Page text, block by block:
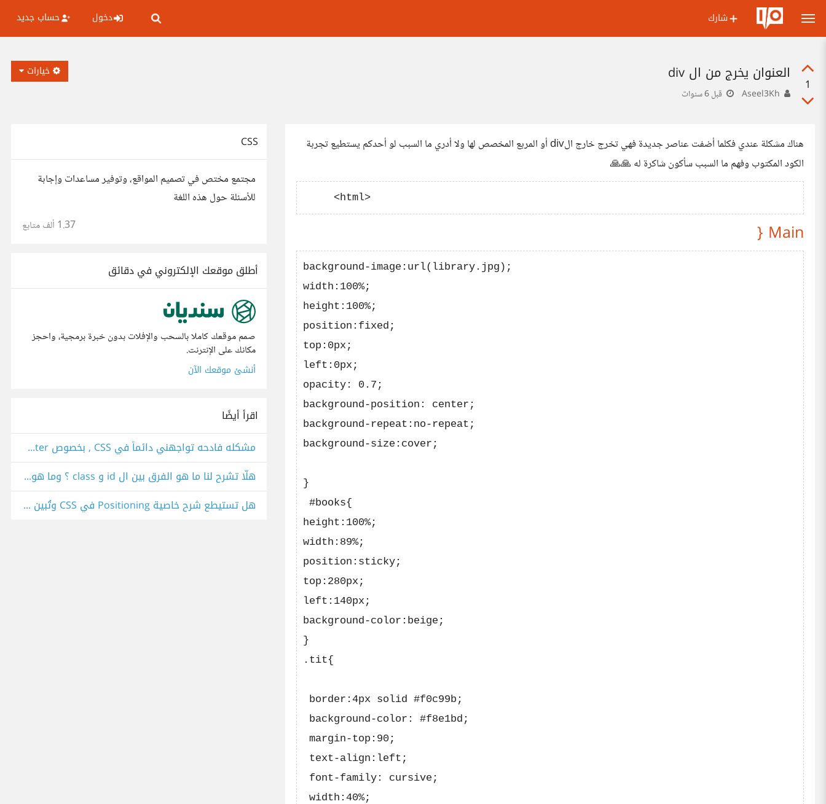
شارك دخول حساب جديد
1
العنوان يخرج من ال div
قبل 6 سنوات
خيارات
هناك مشكلة عندي فكلما أضفت عناصر جديدة فهي تخرج خارج الdiv أو المربع المخصص لها ولا أدري ما السبب لو أحدكم يستطيع تجربة
الكود المكتوب وفهم ما السبب سأكون شاكرة له 🙏🙏
Main {
background-image:url(library.jpg);
width:100%;
height:100%;
position:fixed;
top:0px;
left:0px;
opacity: 0.7;
background-position: center;
background-repeat:no-repeat;
background-size:cover;
}
#books{
height:100%;
width:89%;
position:sticky;
top:280px;
left:140px;
background-color:beige;
}
.tit{
border:4px solid #f0c99b;
background-color: #f8e1bd;
margin-top:90;
text-align:left;
font-family: cursive;
width:40%;
CSS
مجتمع مختص في تصميم المواقع، وتوفير مساعدات وإجابة
للأسئلة حول هذه اللغة
1.37 ألف متابع
أطلق موقعك الإلكتروني في دقائق
صمم موقعك كاملا بالسحب والإفلات بدون خبرة برمجية، واحجز
مكانك على الإنترنت.
أنشئ موقعك الآن
اقرأ أيضًا
مشكله فادحه تواجهني دائماً في CSS , بخصوص center لل div
هلّا تشرح لنا ما هو الفرق بين ال id و class ؟ وما هو الأستخدام الأمثل لهما؟
هل تستيطع شرح خاصية Positioning في CSS وتُبين لي الفرق بين قيميها المختلفة؟ كذلك الأمر بالنسبة overflow ؟